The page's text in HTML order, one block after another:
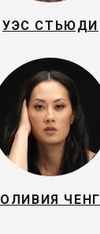
УЭС СТЬЮДИ
ОЛИВИЯ ЧЕНГ